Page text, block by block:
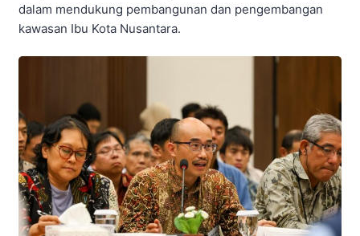
dalam mendukung pembangunan dan pengembangan
kawasan Ibu Kota Nusantara.